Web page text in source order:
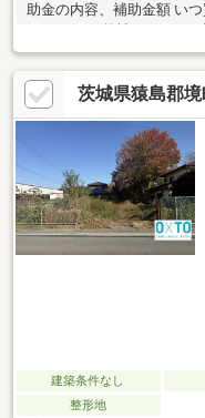
助金の内容、補助金額 い
徴／ ◆豊富な物件量◆メ
知られず売却◆経験10年
いスタッフ！◆住み替え
ション相談可能！＼住宅
ローンを組めなかった方
ださい！【0120-864-863】
茨城県猿島郡
建築条件なし
整形地